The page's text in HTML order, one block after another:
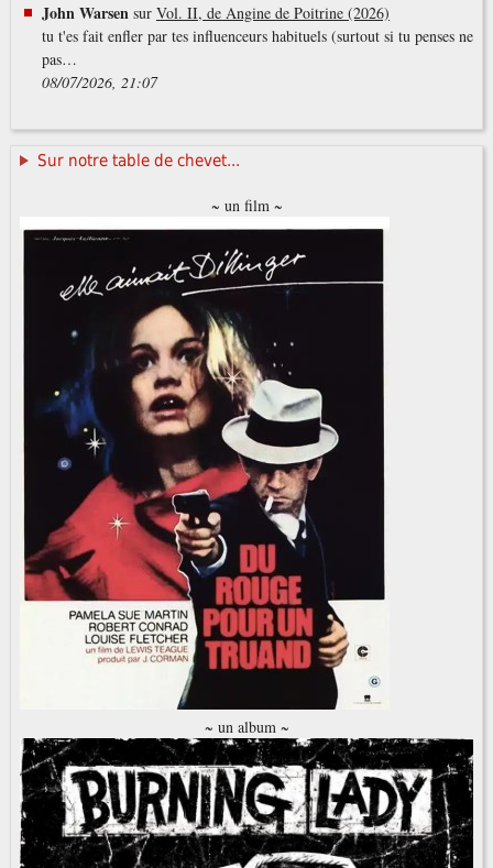
John Warsensur Vol. II, de Angine de Poitrine (2026)
tu t'es fait enfler par tes influenceurs habituels (surtout si tu penses ne
pas…
08/07/2026, 21:07
Sur notre table de chevet...
~ un film ~
~ un album ~